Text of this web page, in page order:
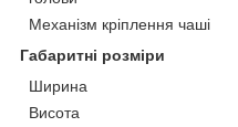
Механізм кріплення чаші
Габаритні розміри
Ширина
Висота